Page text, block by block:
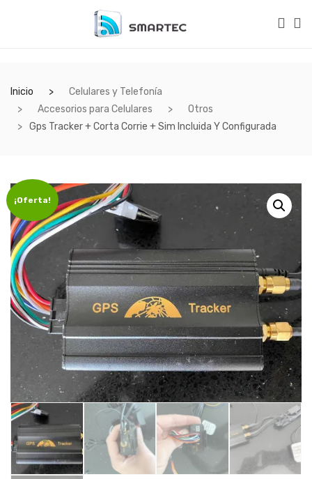
Inicio
Celulares y Telefonía
Accesorios para Celulares
Otros
Gps Tracker + Corta Corrie + Sim Incluida Y Configurada
¡Oferta!